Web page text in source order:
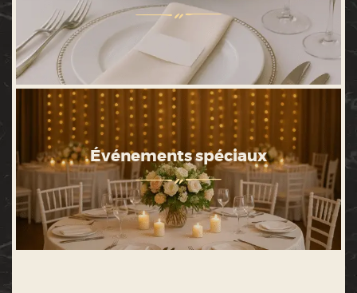
Événements spéciaux